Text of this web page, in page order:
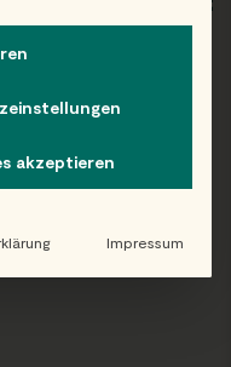
akzeptieren
Impressum